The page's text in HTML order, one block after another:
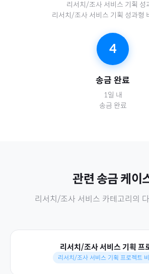
리서치/조사 서비스 기획 성
리서치/조사 서비스 기획 성과형
4
송금 완료
1일 내
송금 완료
관련 송금 케이
리서치/조사 서비스 카테고리의
리서치/조사 서비스 기획 프
리서치/조사 서비스 기획 프로젝트